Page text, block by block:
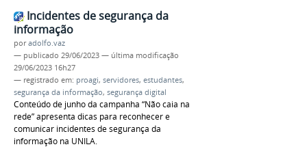
Incidentes de segurança da
informação
poradolfo.vaz
— publicado 29/06/2023 — última modificação
29/06/2023 16h27
— registrado em: proagi, servidores, estudantes,
segurança da informação, segurança digital
Conteúdo de junho da campanha “Não caia na
rede” apresenta dicas para reconhecer e
comunicar incidentes de segurança da
informação na UNILA.